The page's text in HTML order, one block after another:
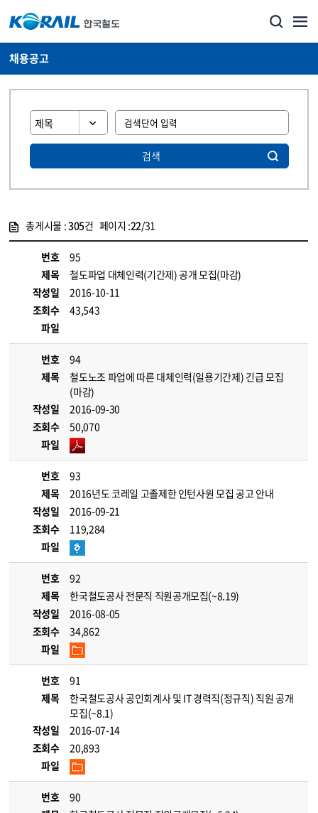
채용공고
검색
총게시물 :305건 페이지 :22/31
번호
95
제목
철도파업 대체인력(기간제) 공개 모집(마감)
작성일
2016-10-11
조회수
43,543
파일
번호
94
제목
철도노조 파업에 따른 대체인력(일용기간제) 긴급 모집
(마감)
작성일
2016-09-30
조회수
50,070
파일
번호
93
제목
2016년도 코레일 고졸제한 인턴사원 모집 공고 안내
작성일
2016-09-21
조회수
119,284
파일
번호
92
제목
한국철도공사 전문직 직원공개모집(~8.19)
작성일
2016-08-05
조회수
34,862
파일
번호
91
제목
한국철도공사 공인회계사 및 IT 경력직(정규직) 직원 공개
모집(~8.1)
작성일
2016-07-14
조회수
20,893
파일
번호
90